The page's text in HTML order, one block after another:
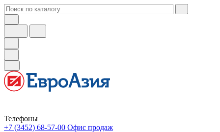
Телефоны
+7 (3452) 68-57-00 Офис продаж